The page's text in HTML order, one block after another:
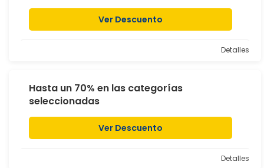
Ver Descuento
Detalles
Hasta un 70% en las categorías
seleccionadas
Ver Descuento
Detalles